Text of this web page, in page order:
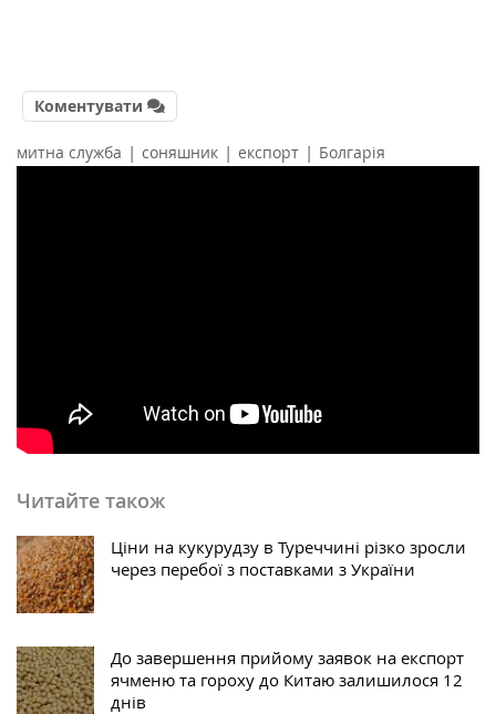
Коментувати
митна служба | соняшник | експорт | Болгарія
Читайте також
Ціни на кукурудзу в Туреччині різко зросли
через перебої з поставками з України
До завершення прийому заявок на експорт
ячменю та гороху до Китаю залишилося 12
днів